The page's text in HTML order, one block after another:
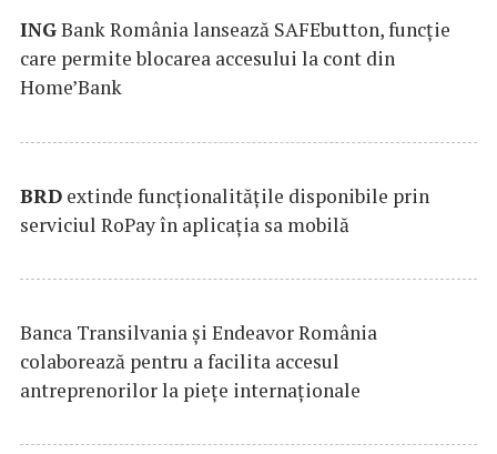
INGBank România lansează SAFEbutton, funcţie
care permite blocarea accesului la cont din
Home’Bank
BRD extinde funcţionalităţile disponibile prin
serviciul RoPay în aplicaţia sa mobilă
Banca Transilvania şi Endeavor România
colaborează pentru a facilita accesul
antreprenorilor la pieţe internaţionale